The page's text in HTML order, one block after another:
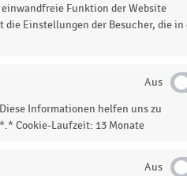
Funktion der Website
die Einstellungen der Besucher, die in
Informationen helfen uns zu
Cookie-Laufzeit: 13 Monate